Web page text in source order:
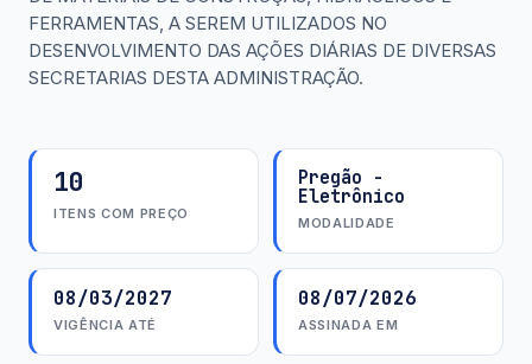
FERRAMENTAS, A SEREM UTILIZADOS NO
DESENVOLVIMENTO DAS AÇÕES DIÁRIAS DE DIVERSAS
SECRETARIAS DESTA ADMINISTRAÇÃO.
10
ITENS COM PREÇO
Pregão -
Eletrônico
MODALIDADE
08/03/2027
VIGÊNCIA ATÉ
08/07/2026
ASSINADA EM